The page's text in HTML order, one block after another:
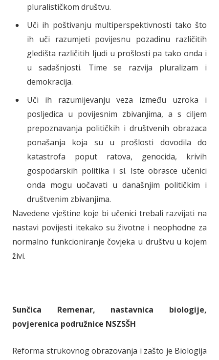
pluralističkom društvu.
Uči ih poštivanju multiperspektivnosti tako što
ih uči razumjeti povijesnu pozadinu različitih
gledišta različitih ljudi u prošlosti pa tako onda i
u sadašnjosti. Time se razvija pluralizam i
demokracija.
Uči ih razumijevanju veza između uzroka i
posljedica u povijesnim zbivanjima, a s ciljem
prepoznavanja političkih i društvenih obrazaca
ponašanja koja su u prošlosti dovodila do
katastrofa poput ratova, genocida, krivih
gospodarskih politika i sl. Iste obrasce učenici
onda mogu uočavati u današnjim političkim i
društvenim zbivanjima.
Navedene vještine koje bi učenici trebali razvijati na
nastavi povijesti itekako su životne i neophodne za
normalno funkcioniranje čovjeka u društvu u kojem
živi.
Sunčica Remenar, nastavnica biologije,
povjerenica podružnice NSZSŠH
Reforma strukovnog obrazovanja i zašto je Biologija